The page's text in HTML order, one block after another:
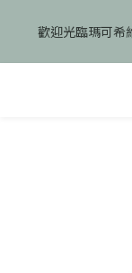
歡迎光臨瑪可希
🎉慶開幕🎉期間